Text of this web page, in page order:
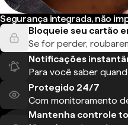
Segurança integrada, não
Bloqueie seu cartão
Se for perder,
Notificações
Para você saber
Protegido 24/7
Com monitoramento
Mantenha controle